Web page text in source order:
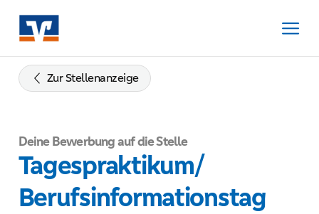
Inhalt
springen
Zur
Navigation
springen
springen
Zur Stellenanzeige
Deine Bewerbung auf die Stelle
Tagespraktikum/
Berufsinformationstag